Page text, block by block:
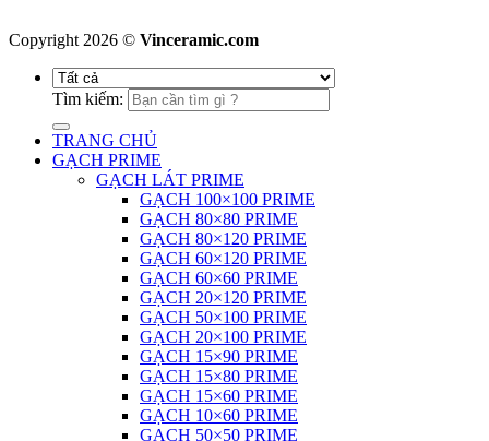
Copyright 2026 © Vinceramic.com
Tìm kiếm:
TRANG CHỦ
GẠCH PRIME
GẠCH LÁT PRIME
GẠCH 100×100 PRIME
GẠCH 80×80 PRIME
GẠCH 80×120 PRIME
GẠCH 60×120 PRIME
GẠCH 60×60 PRIME
GẠCH 20×120 PRIME
GẠCH 50×100 PRIME
GẠCH 20×100 PRIME
GẠCH 15×90 PRIME
GẠCH 15×80 PRIME
GẠCH 15×60 PRIME
GẠCH 10×60 PRIME
GẠCH 50×50 PRIME